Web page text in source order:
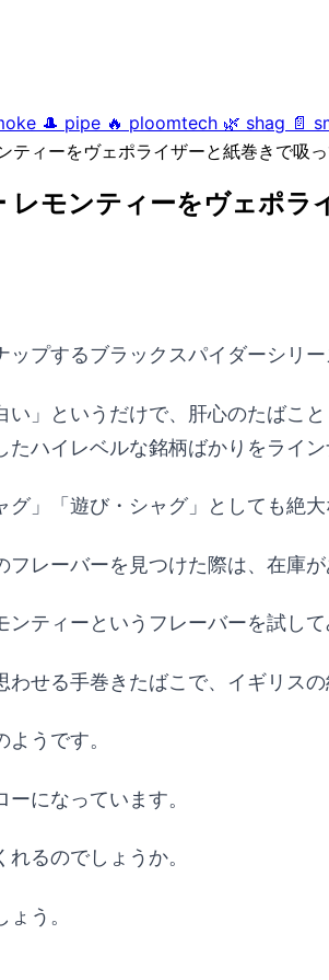
🎩 pipe 🔥 ploomtech 🌿 shag 📄
ィーをヴェポライザーと紙巻きで吸
モンティーをヴェポラ
プするブラックスパイダーシリー
」というだけで、肝心のたば
ハイレベルな銘柄ばかりをライン
」「遊び・シャグ」としても絶
レーバーを見つけた際は、在庫
ティーというフレーバーを試して
せる手巻きたばこで、イギリス
うです。
になっています。
るのでしょうか。
う。